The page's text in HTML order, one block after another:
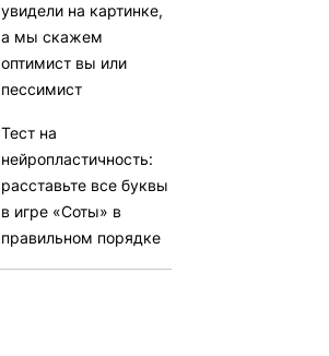
увидели на картинке,
а мы скажем
оптимист вы или
пессимист
Тест на
нейропластичность:
расставьте все буквы
в игре «Соты» в
правильном порядке